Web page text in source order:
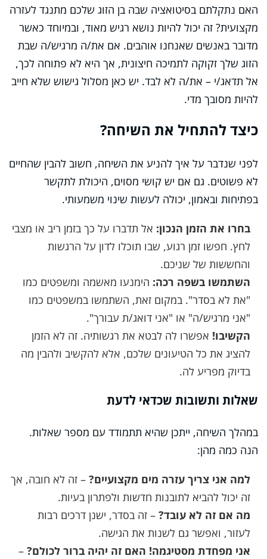
האם נתקלתם בסיטואציה שבה בן הזוג שלכם מתנגד לעזרה
מקצועית? זה יכול להיות נושא רגיש מאוד, ובמיוחד כאשר
מדובר באנשים שאנחנו אוהבים. אם את/ה מרגיש/ה שבת
הזוג שלך זקוקה לתמיכה חיצונית, אך היא לא פתוחה לכך,
אל תדאג/י – את/ה לא לבד. יש כאן מסלול גישוש שלא חייב
להיות מסובך מדי.
כיצד להתחיל את השיחה?
לפני שנדבר על איך להניע את השיחה, חשוב להבין שהחיים
לא פשוטים. גם אם יש קושי מסוים, היכולת לתקשר
בפתיחות ובאמון, יכולה לעשות שינוי משמעותי.
בחרו את הזמן הנכון: אל תדברו על כך בזמן ריב או מצבי
לחץ. חפשו זמן רגוע, שבו תוכלו לדון על הרגשות
והחששות של שניכם.
השתמשו בשפה רכה: הימנעו מאשמה ומשפטים כמו
"את לא בסדר". במקום זאת, השתמשו במשפטים כמו
"אני מרגיש/ה" או "אני דואג/ת עבורך".
הקשיבו! אפשרו לה לבטא את רגשותיה. זה לא הזמן
להציג את כל הטיעונים שלכם, אלא להקשיב ולהבין מה
בדיוק מפריע לה.
שאלות ותשובות שכדאי לדעת
במהלך השיחה, ייתכן שהיא תתמודד עם מספר שאלות.
הנה כמה מהן:
למה אני צריך עזרה מים מקצועיים? – זה לא חובה, אך
זה יכול להביא לתובנות חדשות ולפתרון בעיות.
מה אם זה לא עובד? – זה בסדר, ישנן דרכים רבות
לעזור, ואפשר גם לשנות את הגישה.
אני מפחדת מסטיגמה! האם זה יהיה ברור לכולם? –